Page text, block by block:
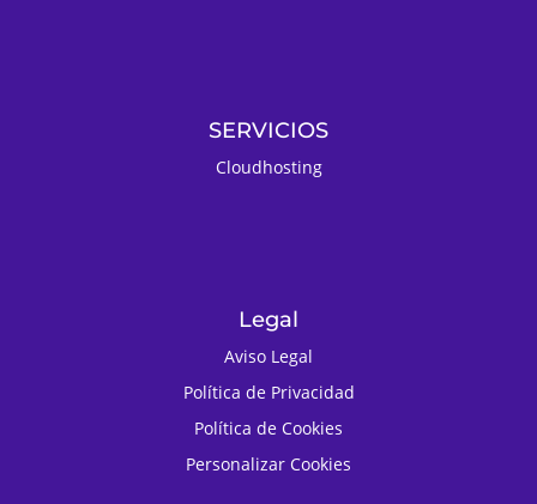
SERVICIOS
Cloudhosting
Legal
Aviso Legal
Política de Privacidad
Política de Cookies
Personalizar Cookies